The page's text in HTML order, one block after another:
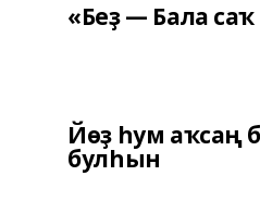
«Беҙ — Бала
Йөҙ һум аҡсаң
булһын